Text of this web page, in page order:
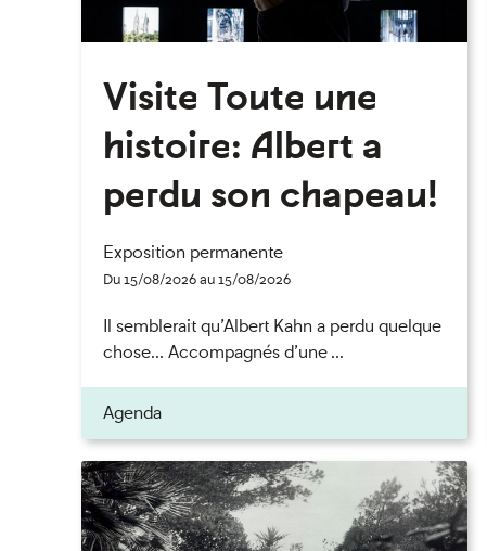
Visite Toute une
histoire: Albert a
perdu son chapeau!
Exposition permanente
Du 15/08/2026 au 15/08/2026
Il semblerait qu’Albert Kahn a perdu quelque
chose... Accompagnés d’une ...
Agenda